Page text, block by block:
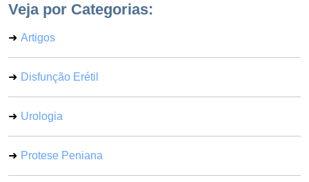
Veja por Categorias:
Artigos
Disfunção Erétil
Urologia
Protese Peniana